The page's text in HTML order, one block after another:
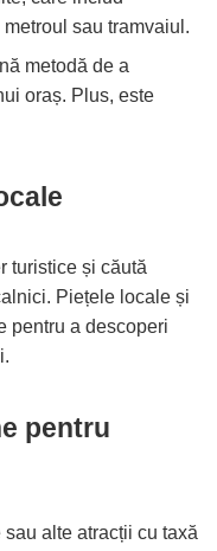
sau tramvaiul.
metodă de a
oraș. Plus, este
turistice și căută
Piețele locale și
pentru a descoperi
pentru
alte atracții cu taxă